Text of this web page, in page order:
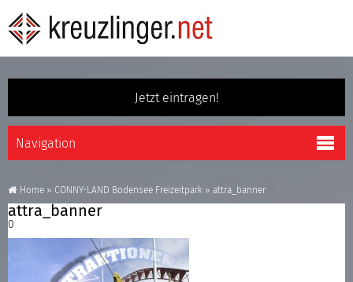
Jetzt eintragen!
Home » CONNY-LAND Bodensee Freizeitpark » attra_banner
attra_banner
0